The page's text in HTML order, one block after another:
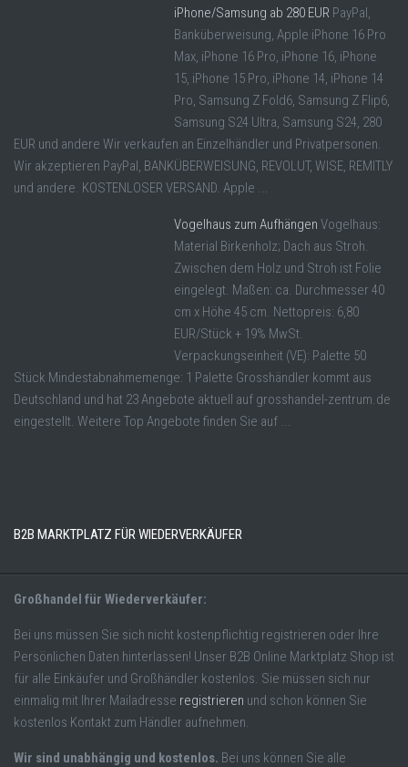
iPhone/Samsung ab 280 EUR PayPal,
Banküberweisung, Apple iPhone 16 Pro
Max, iPhone 16 Pro, iPhone 16, iPhone
15, iPhone 15 Pro, iPhone 14, iPhone 14
Pro, Samsung Z Fold6, Samsung Z Flip6,
Samsung S24 Ultra, Samsung S24, 280
EUR und andere Wir verkaufen an Einzelhändler und Privatpersonen.
Wir akzeptieren PayPal, BANKÜBERWEISUNG, REVOLUT, WISE, REMITLY
und andere. KOSTENLOSER VERSAND. Apple ...
Vogelhaus zum Aufhängen Vogelhaus:
Material Birkenholz; Dach aus Stroh.
Zwischen dem Holz und Stroh ist Folie
eingelegt. Maßen: ca. Durchmesser 40
cm x Höhe 45 cm. Nettopreis: 6,80
EUR/Stück + 19% MwSt.
Verpackungseinheit (VE): Palette 50
Stück Mindestabnahmemenge: 1 Palette Grosshändler kommt aus
Deutschland und hat 23 Angebote aktuell auf grosshandel-zentrum.de
eingestellt. Weitere Top Angebote finden Sie auf ...
B2B MARKTPLATZ FÜR WIEDERVERKÄUFER
Großhandel für Wiederverkäufer:
Bei uns müssen Sie sich nicht kostenpflichtig registrieren oder Ihre
Persönlichen Daten hinterlassen! Unser B2B Online Marktplatz Shop ist
für alle Einkäufer und Großhändler kostenlos. Sie müssen sich nur
einmalig mit Ihrer Mailadresse registrieren und schon können Sie
kostenlos Kontakt zum Händler aufnehmen.
Wir sind unabhängig und kostenlos. Bei uns können Sie alle